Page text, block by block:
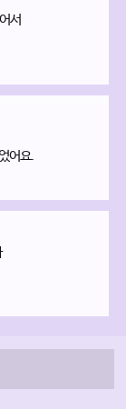
서
어요.